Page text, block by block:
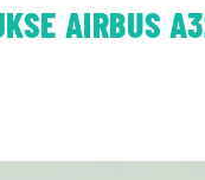
AIRBUS